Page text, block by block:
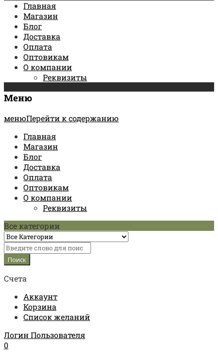
Главная
Магазин
Блог
Доставка
Оплата
Оптовикам
О компании
Реквизиты
Меню
менюПерейти к содержанию
Главная
Магазин
Блог
Доставка
Оплата
Оптовикам
О компании
Реквизиты
Все категории
Счета
Аккаунт
Корзина
Список желаний
Логин Пользователя
0